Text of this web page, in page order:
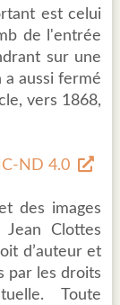
est celui
de l'entrée
sur une
aussi fermé
vers 1868,
ND 4.0
des images
Clottes
d’auteur et
par les droits
Toute